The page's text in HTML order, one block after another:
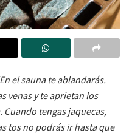
el sauna te ablandarás.
venas y te aprietan los
Cuando tengas jaquecas,
tos no podrás ir hasta que